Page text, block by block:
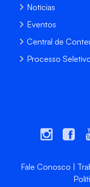
Notícias
Eventos
Central de
Processo
Fale Conosco